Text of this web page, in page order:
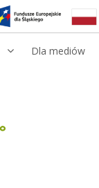
Dla mediów